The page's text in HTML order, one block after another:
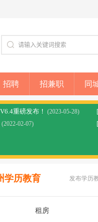
招聘 招兼职 同
重磅发布！ (2023-05-28)
(2022-02-07)
学历教育 发布学历
租房